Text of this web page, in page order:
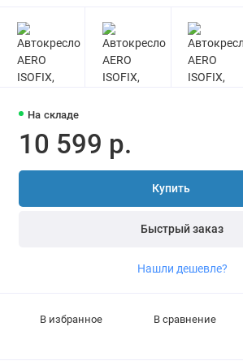
На складе
10 599 р.
Купить
Быстрый заказ
Нашли дешевле?
В избранное В сравнение